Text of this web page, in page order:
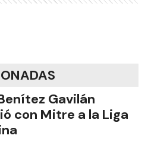
Gavilán
con Mitre a la Liga